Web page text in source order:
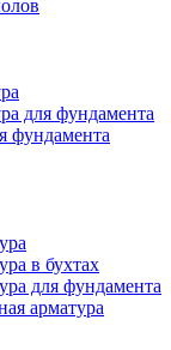
для фундамента
фундамента
в бухтах
для фундамента
арматура